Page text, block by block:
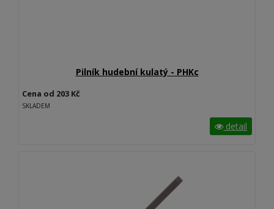
Pilník hudební kulatý - PHKc
Cena od 203 Kč
SKLADEM
detail